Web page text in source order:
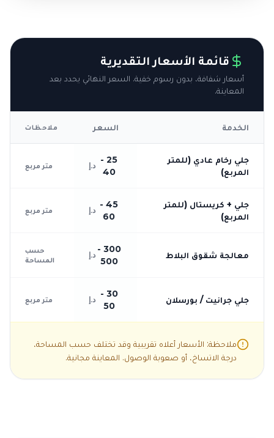
قائمة الأسعار التقديرية
أسعار شفافة، بدون رسوم خفية. السعر النهائي يحدد بعد
المعاينة.
الخدمة السعر ملاحظات
جلي رخام عادي (للمتر
المربع)
25 -
40
د.إ متر مربع
جلي + كريستال (للمتر
المربع)
45 -
60
د.إ متر مربع
معالجة شقوق البلاط
300 -
500
د.إ
حسب
المساحة
جلي جرانيت / بورسلان
30 -
50
د.إ متر مربع
ملاحظة: الأسعار أعلاه تقريبية وقد تختلف حسب المساحة،
درجة الاتساخ، أو صعوبة الوصول. المعاينة مجانية.